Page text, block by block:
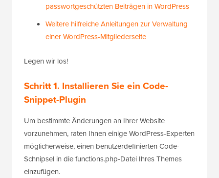
passwortgeschützten Beiträgen in WordPress
Weitere hilfreiche Anleitungen zur Verwaltung
einer WordPress-Mitgliederseite
Legen wir los!
Schritt 1. Installieren Sie ein Code-
Snippet-Plugin
Um bestimmte Änderungen an Ihrer Website
vorzunehmen, raten Ihnen einige WordPress-Experten
möglicherweise, einen benutzerdefinierten Code-
Schnipsel in die functions.php-Datei Ihres Themes
einzufügen.